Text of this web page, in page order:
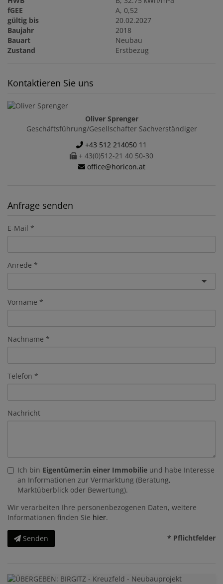
fGEE
A, 0,52
gültig bis
20.02.2027
Baujahr
2018
Bauart
Neubau
Zustand
Erstbezug
Kontaktieren Sie uns
Oliver Sprenger
Geschäftsführung/Gesellschafter Sachverständiger
+43 512 214050 11
+ 43(0)512-21 40 50-30
office@horicon.at
Anfrage senden
E-Mail
Anrede
Vorname
Nachname
Telefon
Nachricht
Ich bin Eigentümer:in einer Immobilie und habe Interesse
an Informationen zur Vermarktung (Beratung,
Marktüberblick oder Bewertung).
Wir verarbeiten Ihre personenbezogenen Daten, weitere
Informationen finden Sie hier.
Senden * Pflichtfelder